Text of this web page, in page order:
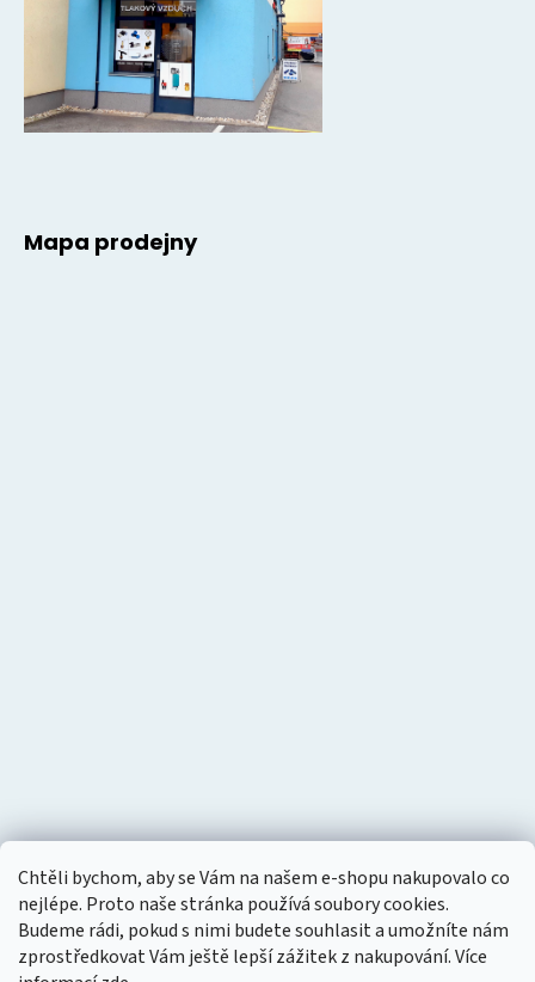
Chtěli bychom, aby se Vám na našem e-shopu nakupovalo co
nejlépe. Proto naše stránka používá soubory cookies.
Budeme rádi, pokud s nimi budete souhlasit a umožníte nám
zprostředkovat Vám ještě lepší zážitek z nakupování.Více
Mapa prodejny